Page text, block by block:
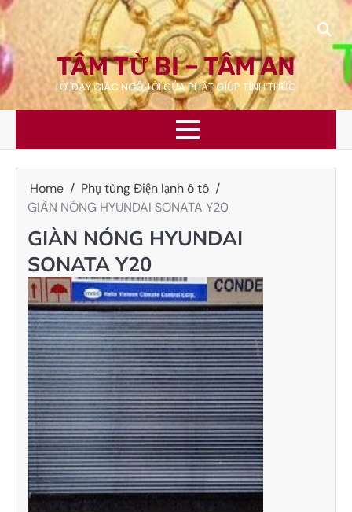
Skip
to
content
TÂM TỪ BI – TÂM AN
LỜI DẠY GIÁC NGỘ, LỜI CỦA PHẬT GÍÚP TỈNH THỨC
Home
Phụ tùng Điện lạnh ô tô
GIÀN NÓNG HYUNDAI SONATA Y20
GIÀN NÓNG HYUNDAI
SONATA Y20